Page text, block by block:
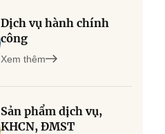
Dịch vụ hành chính
công
Xem thêm
Sản phẩm dịch vụ,
KHCN, ĐMST